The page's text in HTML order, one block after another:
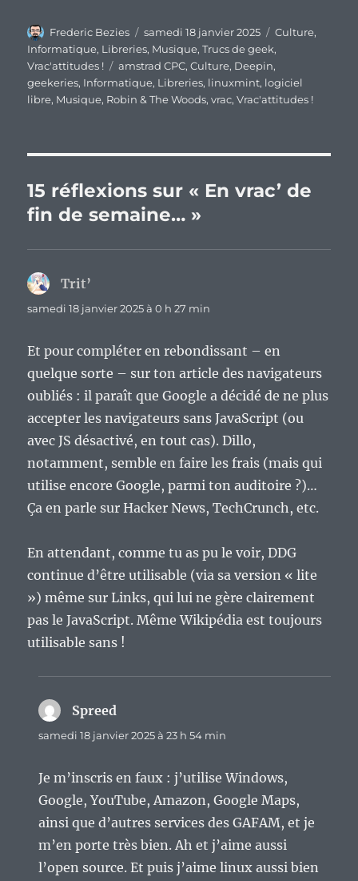
Auteur
Frederic Bezies
Publié
le
samedi 18 janvier 2025 Catégories
Culture,
Informatique, Libreries, Musique,Trucs de geek,
Vrac'attitudes !
Étiquettes
amstrad CPC,Culture, Deepin,
geekeries, Informatique, Libreries, linuxmint, logiciel
libre, Musique, Robin & The Woods,vrac,Vrac'attitudes !
15 réflexions sur « En vrac’ de
fin de semaine… »
Trit’
samedi 18 janvier 2025 à 0 h 27 min
Et pour compléter en rebondissant – en
quelque sorte – sur ton article des navigateurs
oubliés : il paraît que Google a décidé de ne plus
accepter les navigateurs sans JavaScript (ou
avec JS désactivé, en tout cas). Dillo,
notamment, semble en faire les frais (mais qui
utilise encore Google, parmi ton auditoire ?)…
Ça en parle sur Hacker News, TechCrunch, etc.
En attendant, comme tu as pu le voir, DDG
continue d’être utilisable (via sa version « lite
») même sur Links, qui lui ne gère clairement
pas le JavaScript. Même Wikipédia est toujours
utilisable sans !
Spreed
samedi 18 janvier 2025 à 23 h 54 min
Je m’inscris en faux : j’utilise Windows,
Google, YouTube, Amazon, Google Maps,
ainsi que d’autres services des GAFAM, et je
m’en porte très bien. Ah et j’aime aussi
l’open source. Et puis j’aime linux aussi bien